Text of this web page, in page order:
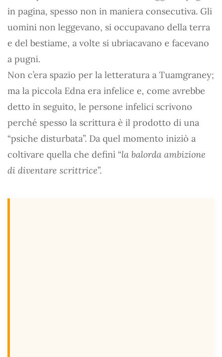
in pagina, spesso non in maniera consecutiva. Gli
uomini non leggevano, si occupavano della terra
e del bestiame, a volte si ubriacavano e facevano
a pugni.
Non c’era spazio per la letteratura a Tuamgraney;
ma la piccola Edna era infelice e, come avrebbe
detto in seguito, le persone infelici scrivono
perché spesso la scrittura è il prodotto di una
“psiche disturbata”. Da quel momento iniziò a
coltivare quella che definì “la balorda ambizione
di diventare scrittrice”.